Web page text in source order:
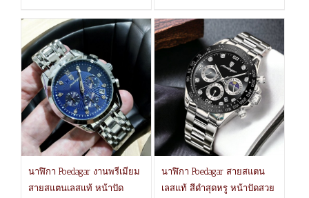
นาฬิกา Poedagar งานพรีเมียม
สายสแตนเลสแท้ หน้าปัด
นาฬิกา Poedagar สายสแตน
เลสแท้ สีดำสุดหรู หน้าปัดสวย